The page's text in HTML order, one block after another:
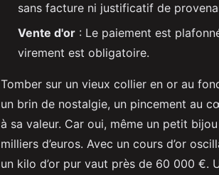
sans facture ni justificatif de
Vente d'or : Le paiement est
virement est obligatoire.
Tomber sur un vieux collier en or au
un brin de nostalgie, un pincement au
à sa valeur. Car oui, même un petit
milliers d’euros. Avec un cours d’or
un kilo d’or pur vaut près de 60 000 €.